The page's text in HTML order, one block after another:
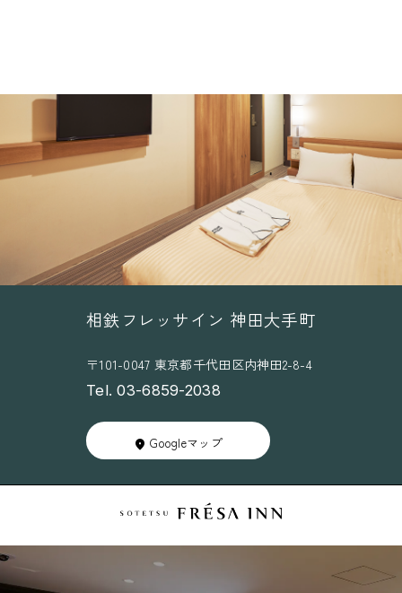
相鉄フレッサイン 神田大手町
〒101-0047 東京都千代田区内神田2-8-4
Tel. 03-6859-2038
Googleマップ